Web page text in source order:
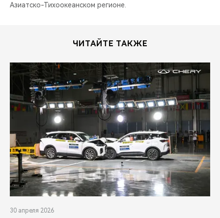
Азиатско-Тихоокеанском регионе.
ЧИТАЙТЕ ТАКЖЕ
30 апреля 2026